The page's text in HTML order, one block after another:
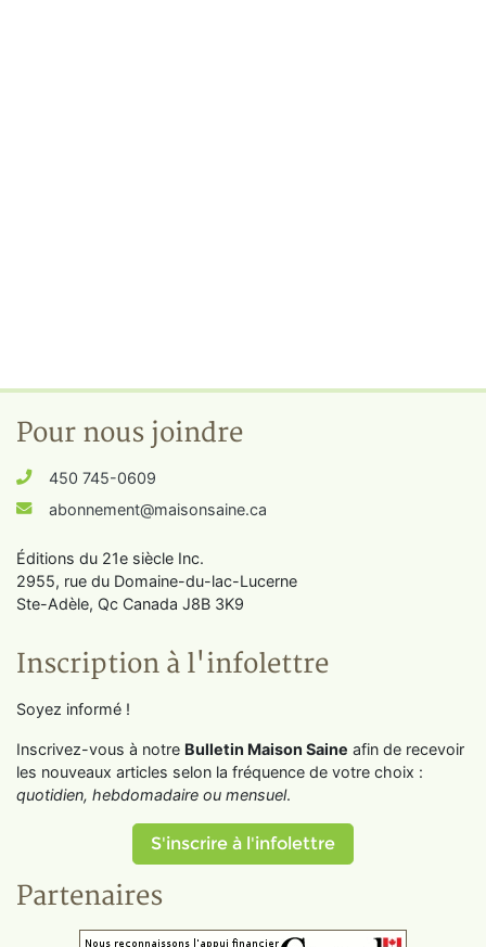
Pour nous joindre
450 745-0609
abonnement@maisonsaine.ca
Éditions du 21e siècle Inc.
2955, rue du Domaine-du-lac-Lucerne
Ste-Adèle, Qc Canada J8B 3K9
Inscription à l'infolettre
Soyez informé !
Inscrivez-vous à notre Bulletin Maison Saine afin de recevoir
les nouveaux articles selon la fréquence de votre choix :
quotidien, hebdomadaire ou mensuel.
S'inscrire à l'infolettre
Partenaires